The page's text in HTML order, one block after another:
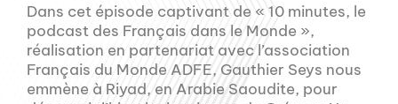
Dans cet épisode captivant de « 10 minutes, le
podcast des Français dans le Monde »,
réalisation en partenariat avec l’association
Français du Monde ADFE, Gauthier Seys nous
emmène à Riyad, en Arabie Saoudite, pour